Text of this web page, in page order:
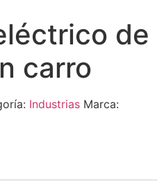
de
carro
Industrias Marca: